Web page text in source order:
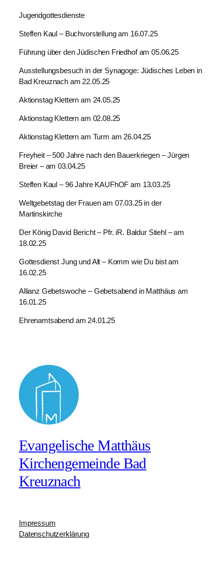
Jugendgottesdienste
Steffen Kaul – Buchvorstellung am 16.07.25
Führung über den Jüdischen Friedhof am 05.06.25
Ausstellungsbesuch in der Synagoge: Jüdisches Leben in
Bad Kreuznach am 22.05.25
Aktionstag Klettern am 24.05.25
Aktionstag Klettern am 02.08.25
Aktionstag Klettern am Turm am 26.04.25
Freyheit – 500 Jahre nach den Bauerkriegen – Jürgen
Breier – am 03.04.25
Steffen Kaul – 96 Jahre KAUFhOF am 13.03.25
Weltgebetstag der Frauen am 07.03.25 in der
Martinskirche
Der König David Bericht – Pfr. iR. Baldur Stiehl – am
18.02.25
Gottesdienst Jung und Alt – Komm wie Du bist am
16.02.25
Allianz Gebetswoche – Gebetsabend in Matthäus am
16.01.25
Ehrenamtsabend am 24.01.25
Evangelische Matthäus
Kirchengemeinde Bad
Kreuznach
Impressum
Datenschutzerklärung